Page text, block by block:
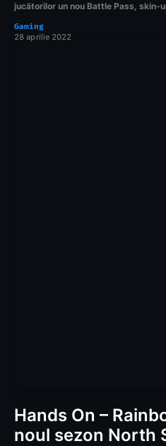
jucătorilor un nou Battle Pass, skin-
Gaming
28 aprilie 2022
Hands On –
noul sezon North